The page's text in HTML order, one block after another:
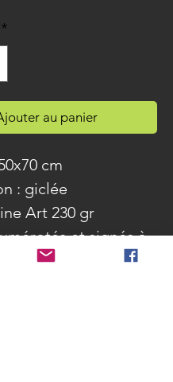
*
au panier
cm
: giclée
Art 230 gr
et signés à